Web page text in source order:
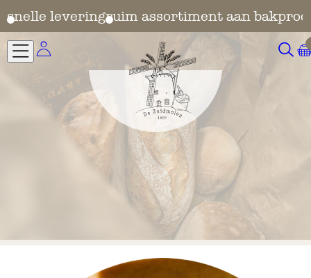
snelle leveringruim assortiment aan